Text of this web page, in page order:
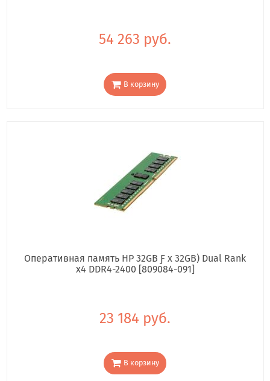
54 263 руб.
В корзину
Оперативная память HP 32GB Ƒ x 32GB) Dual Rank
x4 DDR4-2400 [809084-091]
23 184 руб.
В корзину